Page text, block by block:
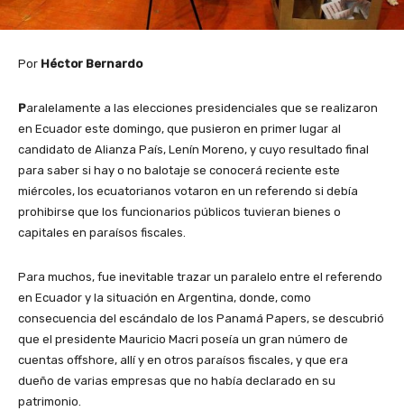
Por Héctor Bernardo
Paralelamente a las elecciones presidenciales que se realizaron
en Ecuador este domingo, que pusieron en primer lugar al
candidato de Alianza País, Lenín Moreno, y cuyo resultado final
para saber si hay o no balotaje se conocerá reciente este
miércoles, los ecuatorianos votaron en un referendo si debía
prohibirse que los funcionarios públicos tuvieran bienes o
capitales en paraísos fiscales.
Para muchos, fue inevitable trazar un paralelo entre el referendo
en Ecuador y la situación en Argentina, donde, como
consecuencia del escándalo de los Panamá Papers, se descubrió
que el presidente Mauricio Macri poseía un gran número de
cuentas offshore, allí y en otros paraísos fiscales, y que era
dueño de varias empresas que no había declarado en su
patrimonio.